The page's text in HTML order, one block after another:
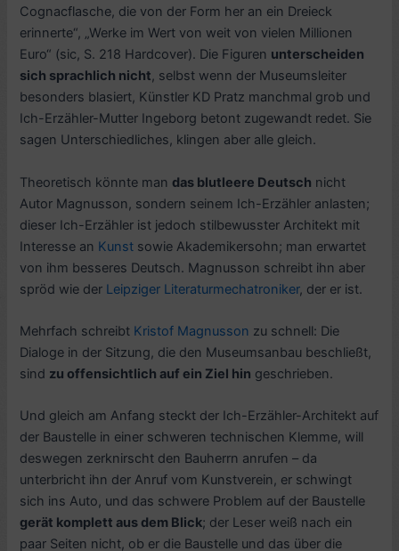
Cognacflasche, die von der Form her an ein Dreieck
erinnerte“, „Werke im Wert von weit von vielen Millionen
Euro“ (sic, S. 218 Hardcover). Die Figuren unterscheiden
sich sprachlich nicht, selbst wenn der Museumsleiter
besonders blasiert, Künstler KD Pratz manchmal grob und
Ich-Erzähler-Mutter Ingeborg betont zugewandt redet. Sie
sagen Unterschiedliches, klingen aber alle gleich.
Theoretisch könnte man das blutleere Deutsch nicht
Autor Magnusson, sondern seinem Ich-Erzähler anlasten;
dieser Ich-Erzähler ist jedoch stilbewusster Architekt mit
Interesse an Kunst sowie Akademikersohn; man erwartet
von ihm besseres Deutsch. Magnusson schreibt ihn aber
spröd wie der Leipziger Literaturmechatroniker, der er ist.
Mehrfach schreibt Kristof Magnusson zu schnell: Die
Dialoge in der Sitzung, die den Museumsanbau beschließt,
sind zu offensichtlich auf ein Ziel hin geschrieben.
Und gleich am Anfang steckt der Ich-Erzähler-Architekt auf
der Baustelle in einer schweren technischen Klemme, will
deswegen zerknirscht den Bauherrn anrufen – da
unterbricht ihn der Anruf vom Kunstverein, er schwingt
sich ins Auto, und das schwere Problem auf der Baustelle
gerät komplett aus dem Blick; der Leser weiß nach ein
paar Seiten nicht, ob er die Baustelle und das über die